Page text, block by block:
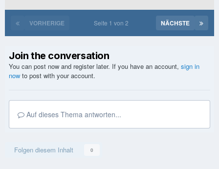
VORHERIGE NÄCHSTE
Seite 1 von 2
Join the conversation
You can post now and register later. If you have an account, sign in
now to post with your account.
Auf dieses Thema antworten...
Folgen diesem Inhalt 0